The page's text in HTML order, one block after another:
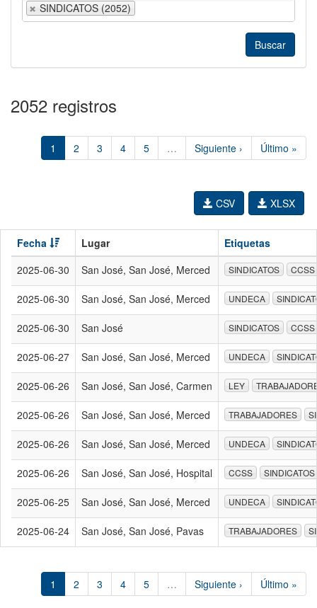
SINDICATOS (2052)
2052 registros
1 2 3 4 5 … Siguiente › Último »
XLSX
CSV
Fecha Lugar
Etiquetas
2025-06-30
San José, San José, Merced SINDICATOS CCSS
2025-06-30 San José, San José, Merced UNDECA
2025-06-30 San José SINDICATOS CCSS
2025-06-27 San José, San José, Merced UNDECA
2025-06-26 San José, San José, Carmen LEY
2025-06-26 San José, San José, Merced TRABAJADORES
2025-06-26 San José, San José, Merced UNDECA
2025-06-26 San José, San José, Hospital CCSS SINDICATOS
2025-06-25 San José, San José, Merced UNDECA
2025-06-24 San José, San José, Pavas TRABAJADORES
1 2 3 4 5 … Siguiente › Último »